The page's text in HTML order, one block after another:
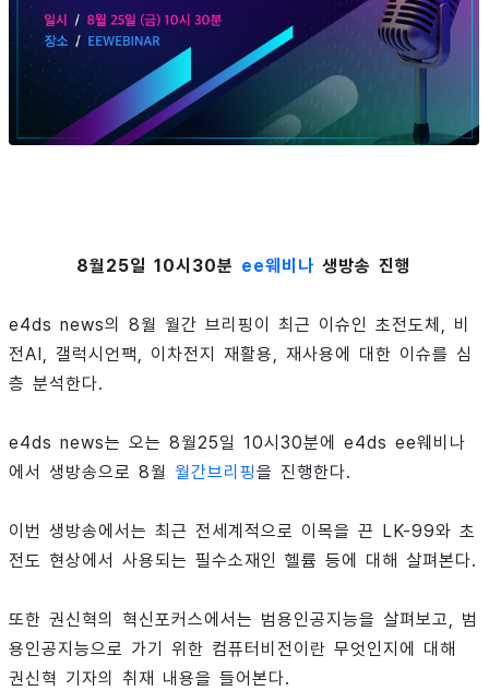
8월25일 10시30분 ee웨비나 생방송 진행
e4ds news의 8월 월간 브리핑이 최근 이슈인 초전도체, 비
전AI, 갤럭시언팩, 이차전지 재활용, 재사용에 대한 이슈를 심
층 분석한다.
e4ds news는 오는 8월25일 10시30분에 e4ds ee웨비나
에서 생방송으로 8월 월간브리핑을 진행한다.
이번 생방송에서는 최근 전세계적으로 이목을 끈 LK-99와 초
전도 현상에서 사용되는 필수소재인 헬륨 등에 대해 살펴본다.
또한 권신혁의 혁신포커스에서는 범용인공지능을 살펴보고, 범
용인공지능으로 가기 위한 컴퓨터비전이란 무엇인지에 대해
권신혁 기자의 취재 내용을 들어본다.